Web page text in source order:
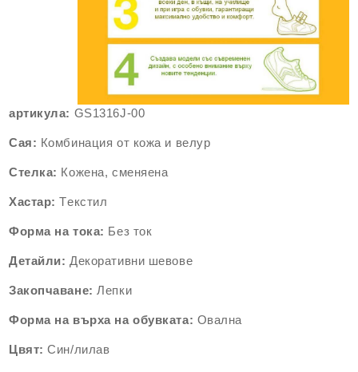
артикула: GS1316J-00
Сая: Комбинация от кожа и велур
Стелка: Кожена, сменяена
Хастар: Tекстил
Форма на тока: Без ток
Детайли: Декоративни шевове
Закопчаване: Лепки
Форма на върха на обувката: Овална
Цвят:Син/лилав